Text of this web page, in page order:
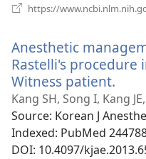
https://
Anesthetic
Rastelli's procedure
Witness patient.
у
Kang SH, Song I, Kang JE,
Source‎: Korean J
Indexed‎: PubMed
DOI‎: 10.4097/